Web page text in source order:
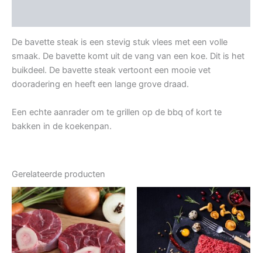
De bavette steak is een stevig stuk vlees met een volle
smaak. De bavette komt uit de vang van een koe. Dit is het
buikdeel. De bavette steak vertoont een mooie vet
dooradering en heeft een lange grove draad.
Een echte aanrader om te grillen op de bbq of kort te
bakken in de koekenpan.
Gerelateerde producten